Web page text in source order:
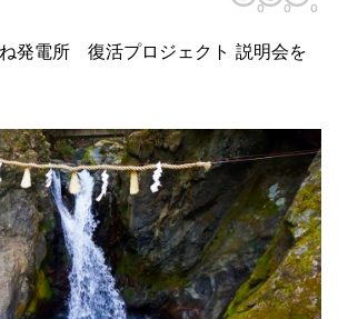
0 0 0
発電所 復活プロジェクト 説明会を